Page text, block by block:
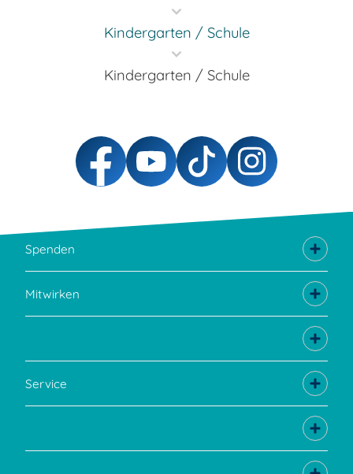
Kindergarten / Schule
Kindergarten / Schule
Spenden
Mitwirken
Service